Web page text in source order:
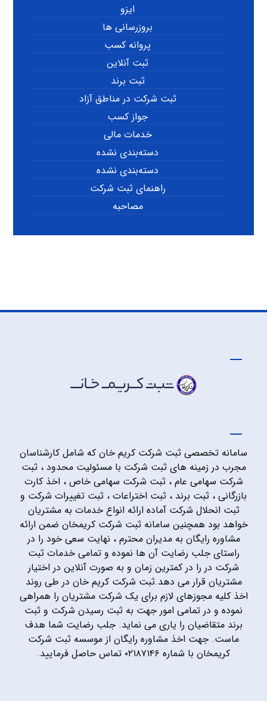
ایزو
بروزرسانی ها
پروانه کسب
ثبت آنلاین
ثبت برند
ثبت شرکت در مناطق آزاد
جواز کسب
خدمات مالی
دسته‌بندی نشده
دسته‌بندی نشده
راهنمای ثبت شرکت
مصاحبه
سامانه تخصصی ثبت شرکت کریم خان که شامل کارشناسان
مجرب در زمینه های ثبت شرکت با مسئولیت محدود ، ثبت
شرکت سهامی عام ، ثبت شرکت سهامی خاص ، اخذ کارت
بازرگانی ، ثبت برند ، ثبت اختراعات ، ثبت تغییرات شرکت و
ثبت انحلال شرکت آماده ارائه انواع خدمات به مشتریان
خواهد بود همچنین سامانه ثبت شرکت کریمخان ضمن ارائه
مشاوره رایگان به مدیران محترم ، نهایت سعی خود را در
راستای جلب رضایت آن ها نموده و تمامی خدمات ثبت
شرکت در را در کمترین زمان و به صورت آنلاین در اختیار
مشتریان قرار می دهد.ثبت شرکت کریم خان در طی روند
اخذ کلیه مجوزهای لازم برای یک شرکت مشتریان را همراهی
نموده و در تمامی امور جهت به ثبت رسیدن شرکت و ثبت
برند متقاضیان را یاری می نماید. جلب رضایت شما هدف
ماست. جهت اخذ مشاوره رایگان از موسسه ثبت شرکت
کریمخان با شماره ۰۲۱۸۷۱۴۶ تماس حاصل فرمایید.